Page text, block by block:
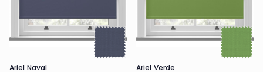
Ariel Naval Ariel Verde